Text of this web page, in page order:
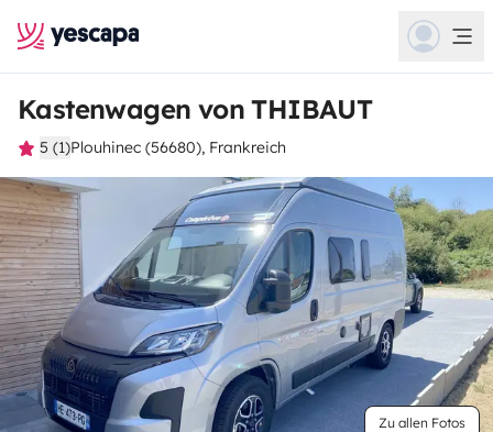
Kastenwagen von THIBAUT
5 (1)Plouhinec (56680), Frankreich
Zu allen Fotos